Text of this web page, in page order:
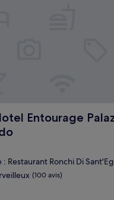
Entourage
Entourage Palazzo
: Restaurant Ronchi Di
(100 avis)